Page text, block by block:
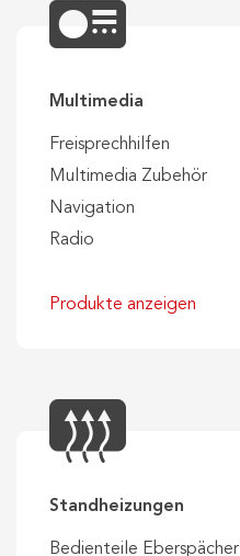
Multimedia
Freisprechhilfen
Multimedia Zubehör
Navigation
Radio
Produkte anzeigen
Standheizungen
Bedienteile Eberspächer